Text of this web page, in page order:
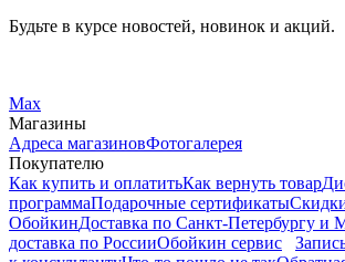
Будьте в курсе новостей, новинок и акций.
Max
Магазины
Адреса магазиновФотогалерея
Покупателю
Как купить и оплатитьКак вернуть товар
программаПодарочные сертификаты
ОбойкинДоставка по Санкт-Петербургу и
доставка по РоссииОбойкин сервис